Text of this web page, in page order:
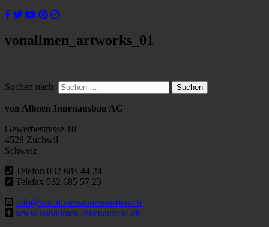
vonallmen_artworks_01
Suchen nach:
von Allmen Innenausbau AG
Gewerbestrasse 10
4528 Zuchwil
Schweiz
Telefon 032 685 44 24
Telefax 032 685 57 23
info@vonallmen-innenausbau.ch
www.vonallmen-innenausbau.ch